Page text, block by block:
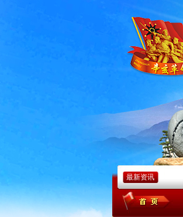
最新资讯